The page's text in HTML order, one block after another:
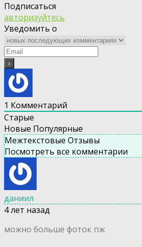
Подписаться
авторизуйтесь
Уведомить о
1 Комментарий
Старые
Новые Популярные
Межтекстовые Отзывы
Посмотреть все комментарии
даниил
4 лет назад
можно больше фоток пж